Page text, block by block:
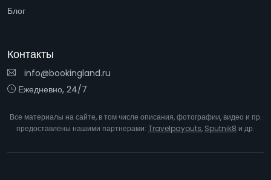
Блог
Контакты
info@bookingland.ru
Ежедневно, 24/7
Все материалы на сайте, в том числе описания, фотографии, видео и пр.
предоставлены нашими партнерами: Travelpayouts, Sputnik8 и др.